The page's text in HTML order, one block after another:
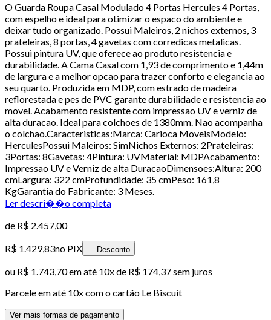
O Guarda Roupa Casal Modulado 4 Portas Hercules 4 Portas,
com espelho e ideal para otimizar o espaco do ambiente e
deixar tudo organizado. Possui Maleiros, 2 nichos externos, 3
prateleiras, 8 portas, 4 gavetas com corredicas metalicas.
Possui pintura UV, que oferece ao produto resistencia e
durabilidade. A Cama Casal com 1,93 de comprimento e 1,44m
de largura e a melhor opcao para trazer conforto e elegancia ao
seu quarto. Produzida em MDP, com estrado de madeira
reflorestada e pes de PVC garante durabilidade e resistencia ao
movel. Acabamento resistente com impressao UV e verniz de
alta duracao. Ideal para colchoes de 1380mm. Nao acompanha
o colchao.Caracteristicas:Marca: Carioca MoveisModelo:
HerculesPossui Maleiros: SimNichos Externos: 2Prateleiras:
3Portas: 8Gavetas: 4Pintura: UVMaterial: MDPAcabamento:
Impressao UV e Verniz de alta DuracaoDimensoes:Altura: 200
cmLargura: 322 cmProfundidade: 35 cmPeso: 161,8
KgGarantia do Fabricante: 3 Meses.
Ler descri��o completa
de R$ 2.457,00
R$ 1.429,83no PIX Desconto
ou R$ 1.743,70em até 10x de R$ 174,37 sem juros
Parcele em até 10x com o cartão Le Biscuit
Ver mais formas de pagamento